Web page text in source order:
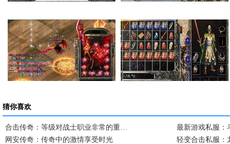
在传奇私服里面如何… 法师的感化也就是提…
猜你喜欢
合击传奇：等级对战士职业非常的重…
最新游戏私服
网安传奇：传奇中的激情享受时光
轻变合击私服